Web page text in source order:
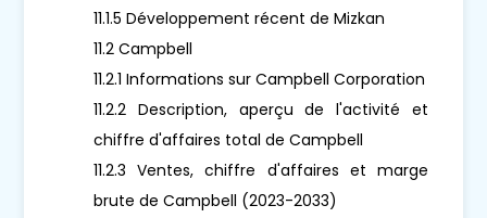
11.1.5 Développement récent de Mizkan
11.2 Campbell
11.2.1 Informations sur Campbell Corporation
11.2.2 Description, aperçu de l'activité et
chiffre d'affaires total de Campbell
11.2.3 Ventes, chiffre d'affaires et marge
brute de Campbell (2023-2033)